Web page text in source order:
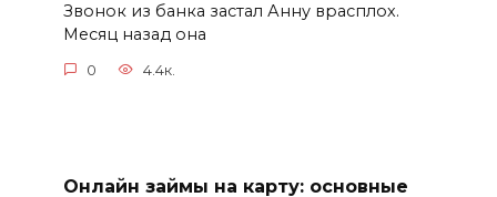
Звонок из банка застал Анну врасплох.
Месяц назад она
0 4.4к.
Онлайн займы на карту: основные